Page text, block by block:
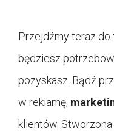
Przejdźmy teraz do
będziesz
pozyskasz. Bądź
w reklamę,
klientów.